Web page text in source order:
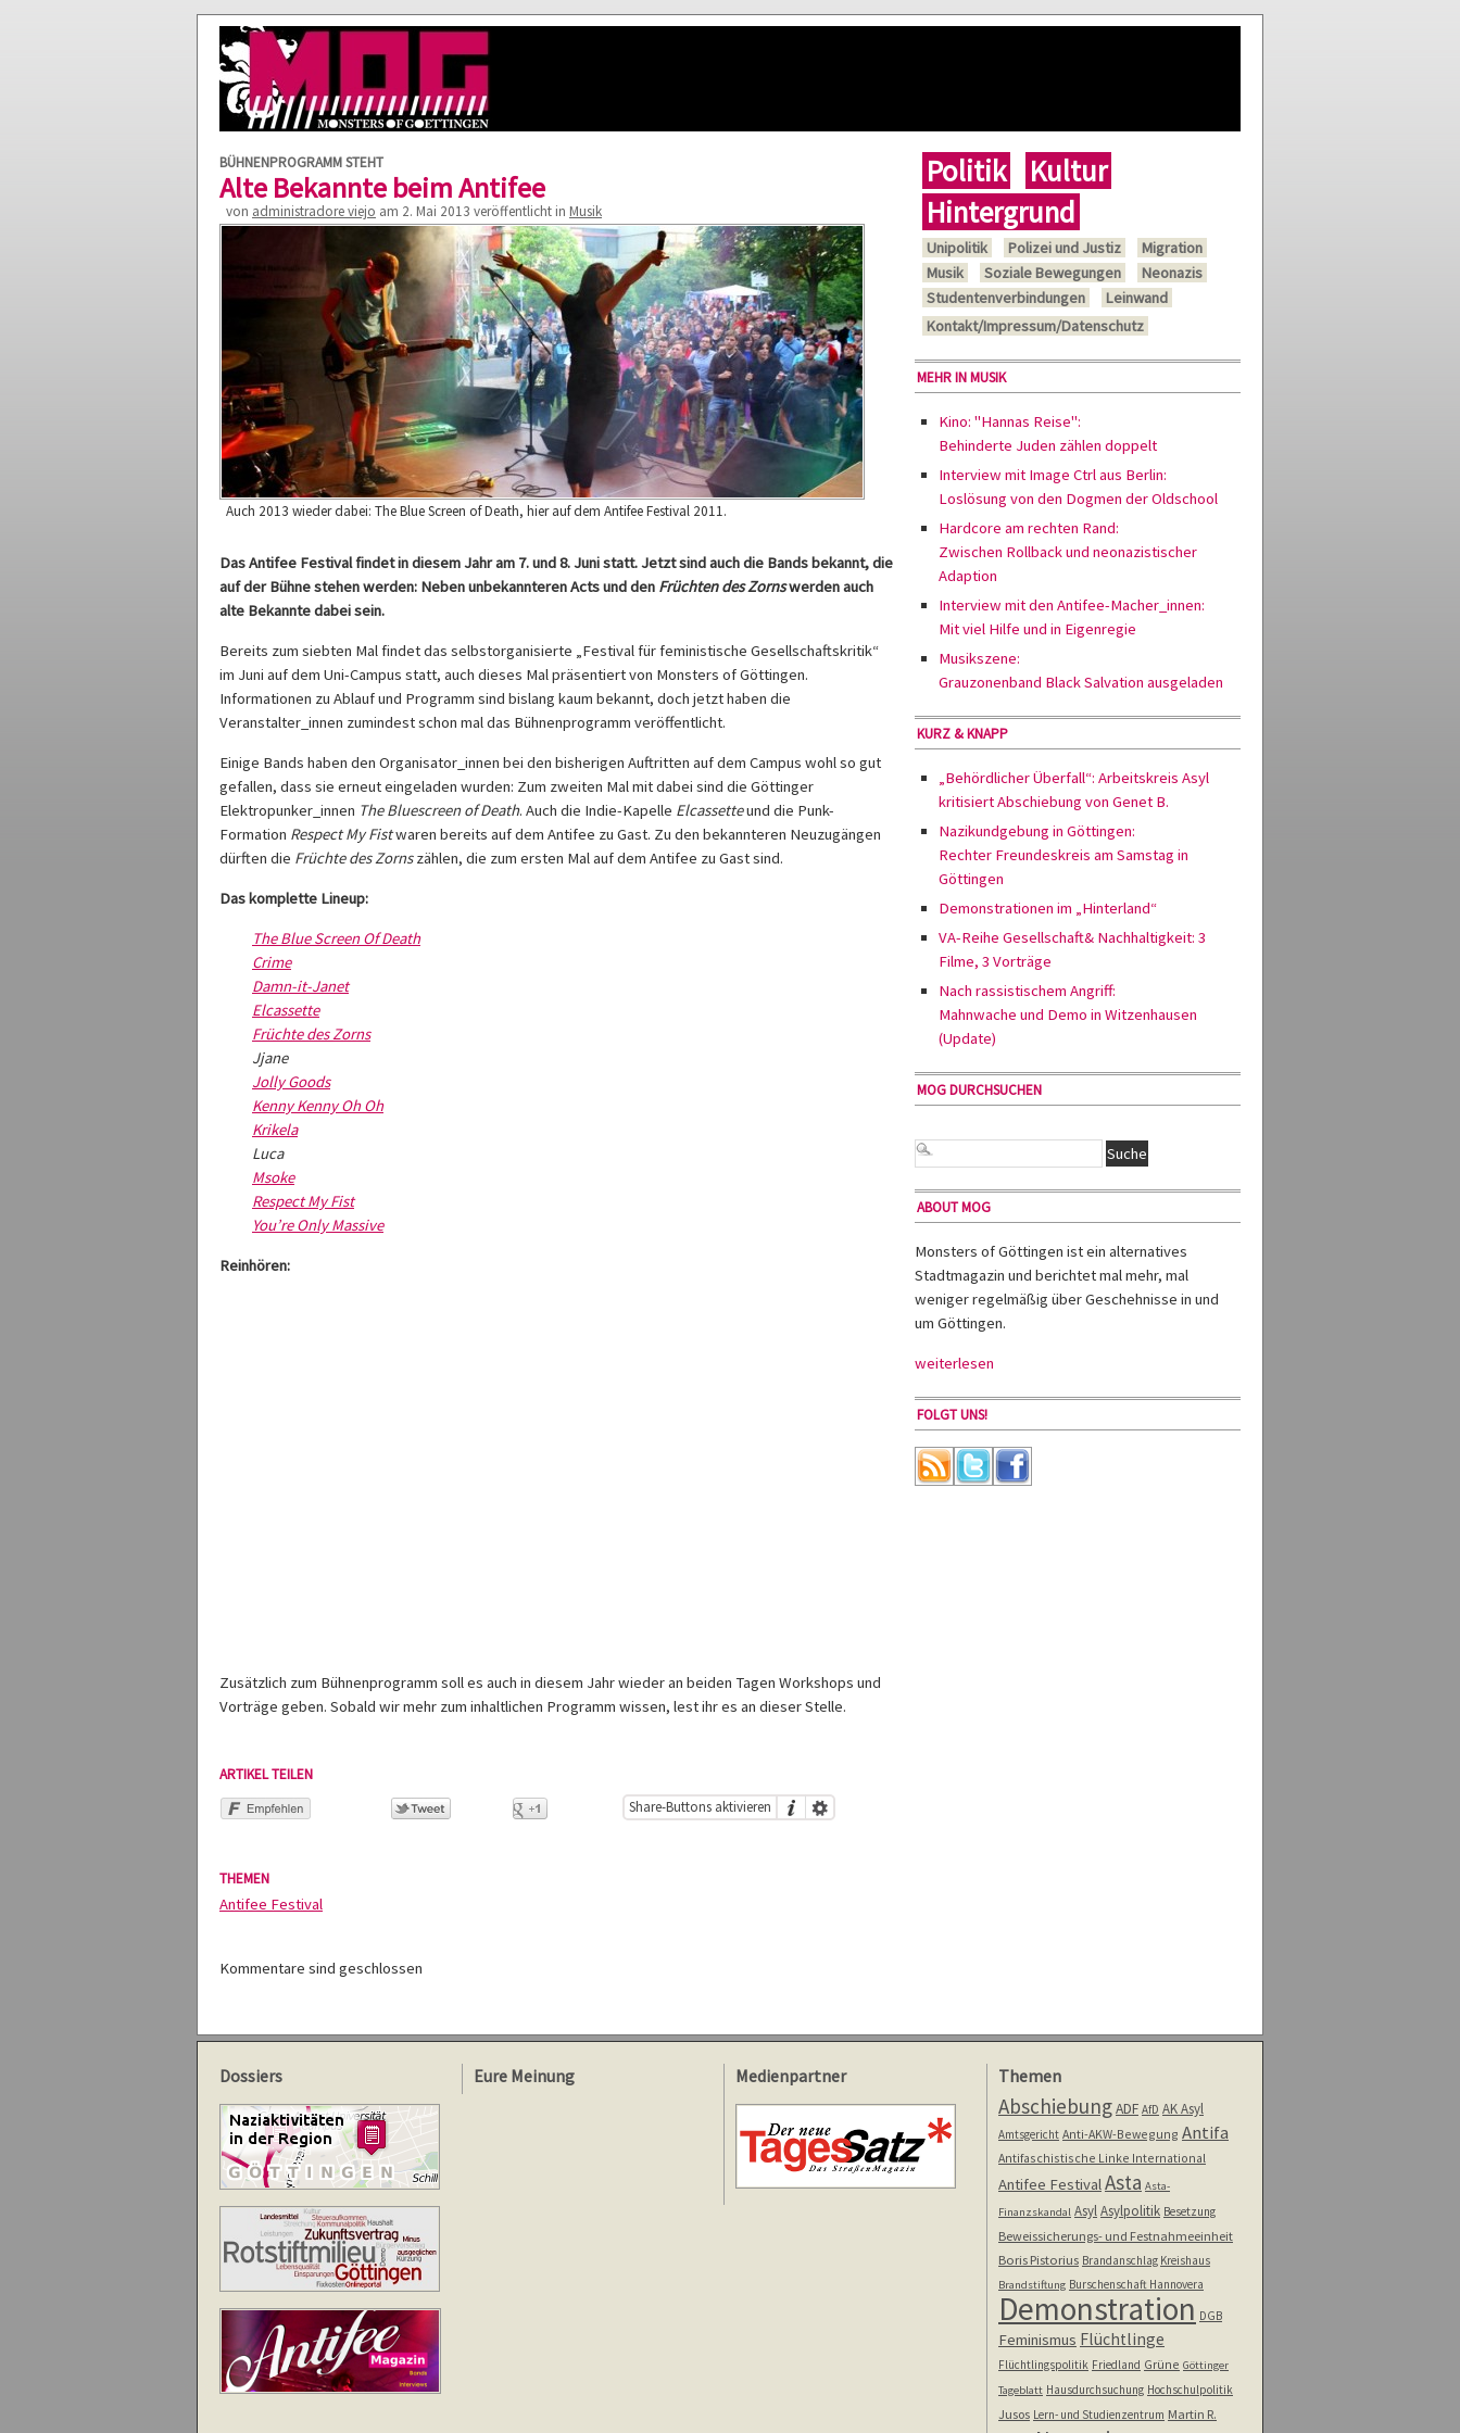
BÜHNENPROGRAMM STEHT
Alte Bekannte beim Antifee
von administradore viejo am 2. Mai 2013 veröffentlicht in Musik
Auch 2013 wieder dabei: The Blue Screen of Death, hier auf dem Antifee Festival 2011.
Das Antifee Festival findet in diesem Jahr am 7. und 8. Juni statt. Jetzt sind auch die Bands bekannt, die
auf der Bühne stehen werden: Neben unbekannteren Acts und den Früchten des Zornswerden auch
alte Bekannte dabei sein.
Bereits zum siebten Mal findet das selbstorganisierte „Festival für feministische Gesellschaftskritik“
im Juni auf dem Uni-Campus statt, auch dieses Mal präsentiert von Monsters of Göttingen.
Informationen zu Ablauf und Programm sind bislang kaum bekannt, doch jetzt haben die
Veranstalter_innen zumindest schon mal das Bühnenprogramm veröffentlicht.
Einige Bands haben den Organisator_innen bei den bisherigen Auftritten auf dem Campus wohl so gut
gefallen, dass sie erneut eingeladen wurden: Zum zweiten Mal mit dabei sind die Göttinger
Elektropunker_innen The Bluescreen of Death. Auch die Indie-Kapelle Elcassetteund die Punk-
Formation Respect My Fistwaren bereits auf dem Antifee zu Gast. Zu den bekannteren Neuzugängen
dürften die Früchte des Zornszählen, die zum ersten Mal auf dem Antifee zu Gast sind.
Das komplette Lineup:
The Blue Screen Of Death
Crime
Damn-it-Janet
Elcassette
Früchte des Zorns
Jjane
Jolly Goods
Kenny Kenny Oh Oh
Krikela
Luca
Msoke
Respect My Fist
You’re Only Massive
Reinhören:
Zusätzlich zum Bühnenprogramm soll es auch in diesem Jahr wieder an beiden Tagen Workshops und
Vorträge geben. Sobald wir mehr zum inhaltlichen Programm wissen, lest ihr es an dieser Stelle.
ARTIKEL TEILEN
Share-Buttons aktivieren
THEMEN
Antifee Festival
Kommentare sind geschlossen
Politik
Kultur
Hintergrund
Unipolitik Polizei und Justiz
Migration
Musik
Soziale Bewegungen
Neonazis
Studentenverbindungen
Leinwand
Kontakt/Impressum/Datenschutz
MEHR IN MUSIK
Kino: "Hannas Reise":
Behinderte Juden zählen doppelt
Interview mit Image Ctrl aus Berlin:
Loslösung von den Dogmen der Oldschool
Hardcore am rechten Rand:
Zwischen Rollback und neonazistischer
Adaption
Interview mit den Antifee-Macher_innen:
Mit viel Hilfe und in Eigenregie
Musikszene:
Grauzonenband Black Salvation ausgeladen
KURZ & KNAPP
„Behördlicher Überfall“: Arbeitskreis Asyl
kritisiert Abschiebung von Genet B.
Nazikundgebung in Göttingen:
Rechter Freundeskreis am Samstag in
Göttingen
Demonstrationen im „Hinterland“
VA-Reihe Gesellschaft& Nachhaltigkeit: 3
Filme, 3 Vorträge
Nach rassistischem Angriff:
Mahnwache und Demo in Witzenhausen
(Update)
MOG DURCHSUCHEN
ABOUT MOG
Monsters of Göttingen ist ein alternatives
Stadtmagazin und berichtet mal mehr, mal
weniger regelmäßig über Geschehnisse in und
um Göttingen.
weiterlesen
FOLGT UNS!
Dossiers Eure Meinung Medienpartner Themen
AbschiebungADF AfD AK Asyl
Amtsgericht Anti-AKW-Bewegung Antifa
Antifaschistische Linke International
Antifee FestivalAsta Asta-
Finanzskandal Asyl Asylpolitik Besetzung
Beweissicherungs- und Festnahmeeinheit
Boris Pistorius Brandanschlag Kreishaus
Brandstiftung Burschenschaft Hannovera
Demonstration DGB
Feminismus Flüchtlinge
Flüchtlingspolitik Friedland Grüne Göttinger
Tageblatt Hausdurchsuchung Hochschulpolitik
Jusos Lern- und Studienzentrum Martin R.